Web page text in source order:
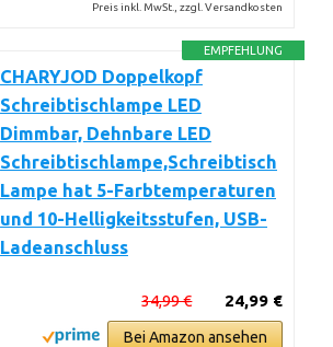
Preis inkl. MwSt., zzgl. Versandkosten
EMPFEHLUNG
CHARYJOD Doppelkopf
Schreibtischlampe LED
Dimmbar, Dehnbare LED
Schreibtischlampe,Schreibtisch
Lampe hat 5-Farbtemperaturen
und 10-Helligkeitsstufen, USB-
Ladeanschluss
24,99 €
34,99 €
Bei Amazon ansehen